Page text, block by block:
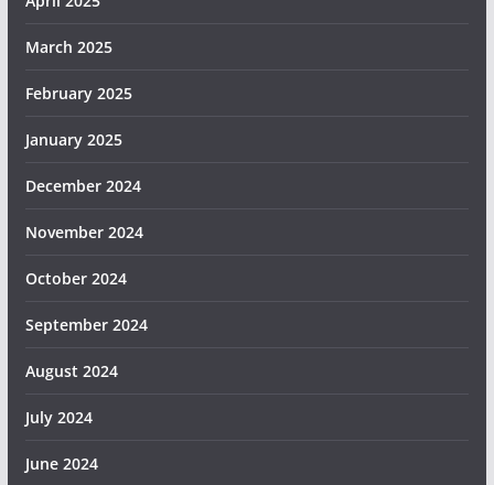
March 2025
February 2025
January 2025
December 2024
November 2024
October 2024
September 2024
August 2024
July 2024
June 2024